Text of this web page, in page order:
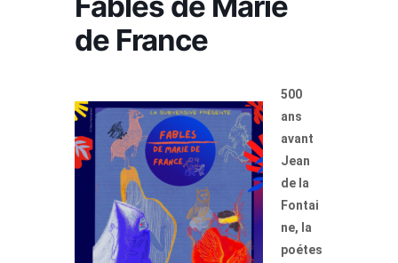
de France
500
ans
avant
Jean
de la
Fontai
ne, la
poétes